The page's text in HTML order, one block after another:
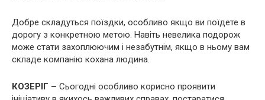
Добре складуться поїздки, особливо якщо ви поїдете в
дорогу з конкретною метою. Навіть невелика подорож
може стати захоплюючим і незабутнім, якщо в ньому вам
складе компанію кохана людина.
КОЗЕРІГ – Сьогодні особливо корисно проявити